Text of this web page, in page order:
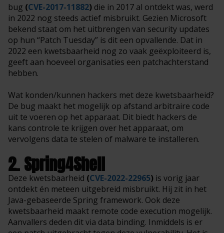
bug (CVE-2017-11882) die in 2017 al ontdekt was, werd
in 2022 nog steeds actief misbruikt. Gezien Microsoft
bekend staat om het uitbrengen van security updates
op hun “Patch Tuesday” is dit een opvallende. Dat in
2022 een kwetsbaarheid nog zo vaak geëxploiteerd is,
geeft aan hoeveel organisaties een patchachterstand
hebben.
Wat konden/kunnen hackers met deze kwetsbaarheid?
De bug maakt het mogelijk op afstand arbitraire code
uit te voeren op het apparaat. Dit biedt hackers de
kans controle te krijgen over het apparaat, om
vervolgens data te stelen of malware te installeren.
2. Spring4Shell
Deze kwetsbaarheid (CVE-2022-22965) is vorig jaar
ontdekt én meteen uitgebreid misbruikt. Hij zit in het
Java-gebaseerde Spring framework. Ook deze
kwetsbaarheid maakt remote code execution mogelijk.
Aanvallers deden dit via data binding. Inmiddels is er